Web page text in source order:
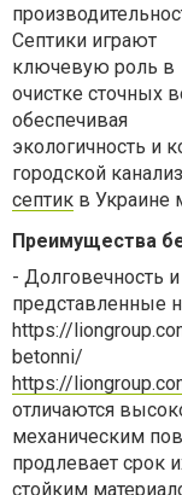
Септики играют
ключевую роль в
очистке сточных
обеспечивая
экологичность и
городской
септик в Украине
Преимущества
- Долговечность
представленные
https://
betonni/
https://
отличаются
механическим
продлевает срок
стойким